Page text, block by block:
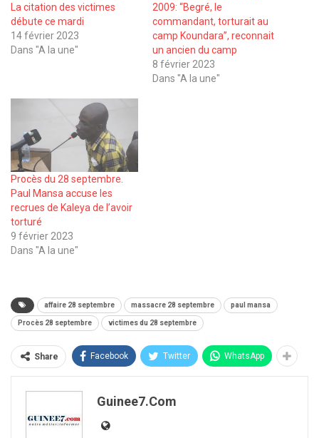
La citation des victimes
débute ce mardi
14 février 2023
Dans "A la une"
2009: ‘‘Begré, le
commandant, torturait au
camp Koundara’’, reconnait
un ancien du camp
8 février 2023
Dans "A la une"
Procès du 28 septembre.
Paul Mansa accuse les
recrues de Kaleya de l’avoir
torturé
9 février 2023
Dans "A la une"
affaire 28 septembre massacre 28 septembre paul mansa
Procès 28 septembre victimes du 28 septembre
Share Facebook Twitter WhatsApp
Guinee7.com